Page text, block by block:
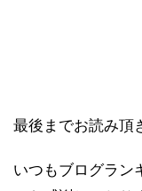
最後までお読み頂
いつもブログラン